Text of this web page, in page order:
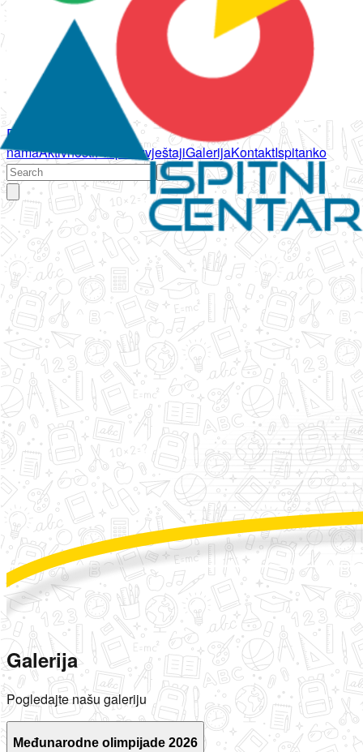
Početna
namaAktivnostiPropisi IzvještajiGalerijaKontaktIspitanko
Galerija
Pogledajte našu galeriju
Međunarodne olimpijade 2026